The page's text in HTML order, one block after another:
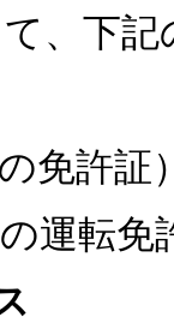
、下
免許証
運転免